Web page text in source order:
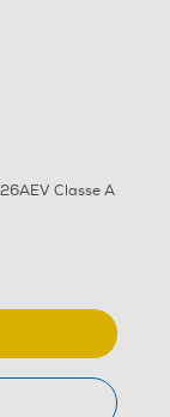
Classe A